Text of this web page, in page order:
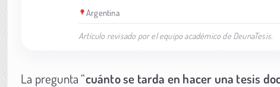
Argentina
Artículo revisado por el equipo académico de DeunaTesis.
La pregunta “cuánto se tarda en hacer una tesis